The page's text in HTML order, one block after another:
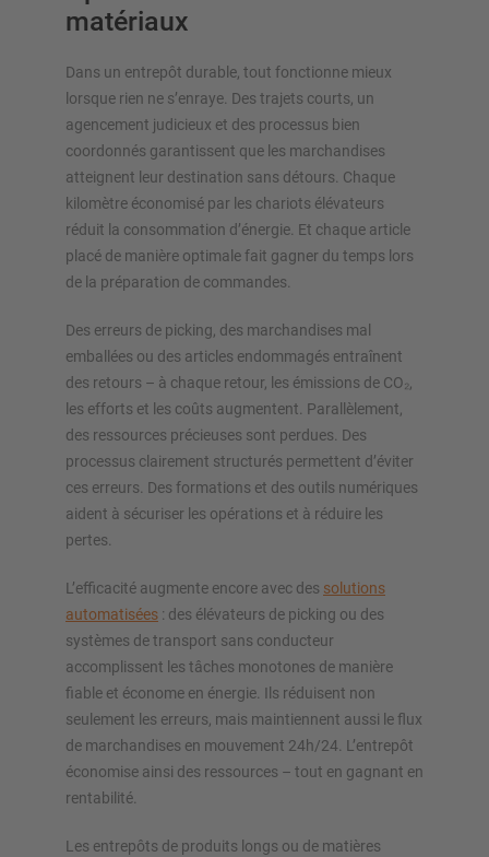
matériaux
Dans un entrepôt durable, tout fonctionne mieux
lorsque rien ne s’enraye. Des trajets courts, un
agencement judicieux et des processus bien
coordonnés garantissent que les marchandises
atteignent leur destination sans détours. Chaque
kilomètre économisé par les chariots élévateurs
réduit la consommation d’énergie. Et chaque article
placé de manière optimale fait gagner du temps lors
de la préparation de commandes.
Des erreurs de picking, des marchandises mal
emballées ou des articles endommagés entraînent
des retours – à chaque retour, les émissions de CO₂,
les efforts et les coûts augmentent. Parallèlement,
des ressources précieuses sont perdues. Des
processus clairement structurés permettent d’éviter
ces erreurs. Des formations et des outils numériques
aident à sécuriser les opérations et à réduire les
pertes.
L’efficacité augmente encore avec des solutions
automatisées : des élévateurs de picking ou des
systèmes de transport sans conducteur
accomplissent les tâches monotones de manière
fiable et économe en énergie. Ils réduisent non
seulement les erreurs, mais maintiennent aussi le flux
de marchandises en mouvement 24h/24. L’entrepôt
économise ainsi des ressources – tout en gagnant en
rentabilité.
Les entrepôts de produits longs ou de matières